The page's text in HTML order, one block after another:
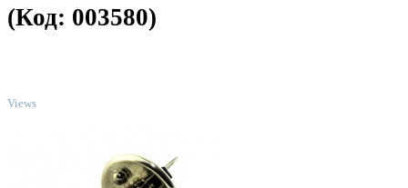
(Код: 003580)
Views